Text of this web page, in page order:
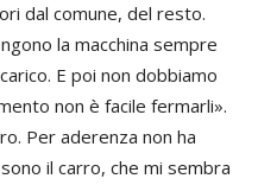
dal comune, del resto.
la macchina sempre
E poi non dobbiamo
non è facile fermarli».
Per aderenza non ha
il carro, che mi sembra